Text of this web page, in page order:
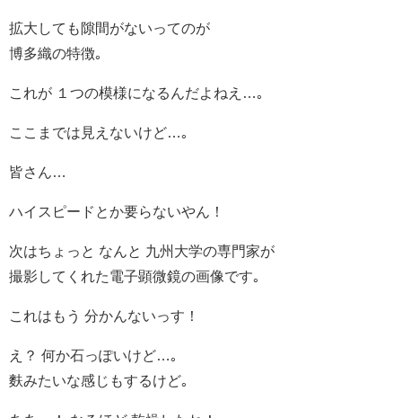
拡大しても隙間がないってのが
博多織の特徴｡
これが １つの模様になるんだよねえ…｡
ここまでは見えないけど…｡
皆さん…
ハイスピードとか要らないやん！
次はちょっと なんと 九州大学の専門家が
撮影してくれた電子顕微鏡の画像です｡
これはもう 分かんないっす！
え？ 何か石っぽいけど…｡
麩みたいな感じもするけど｡